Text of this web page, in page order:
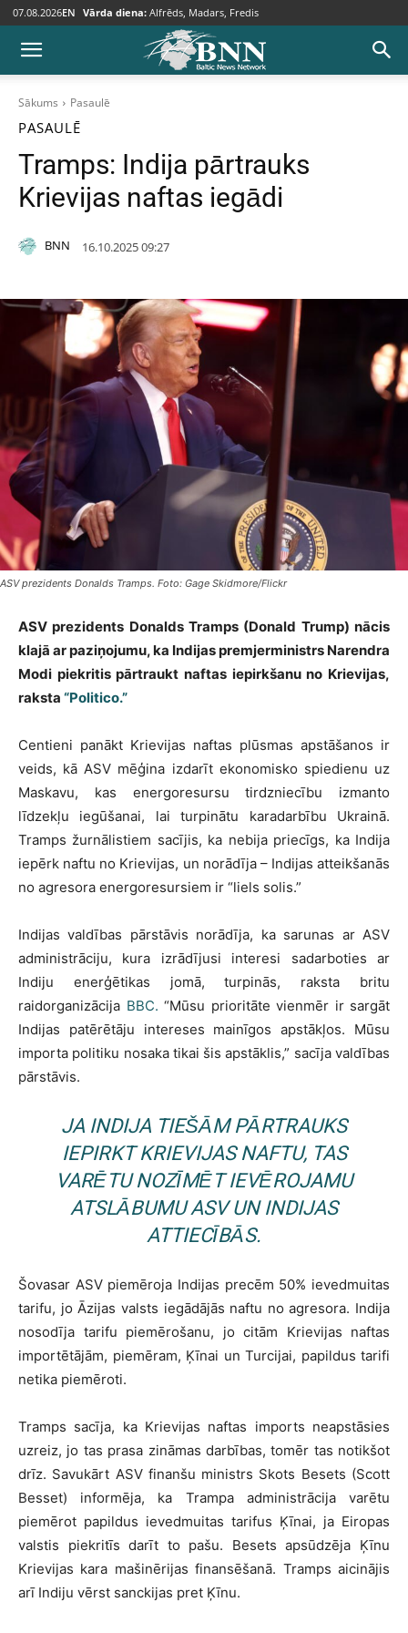
07.08.2026EN Vārda diena: Alfrēds, Madars, Fredis
Sākums Pasaulē
PASAULĒ
Tramps: Indija pārtrauks
Krievijas naftas iegādi
BNN 16.10.2025 09:27
ASV prezidents Donalds Tramps. Foto: Gage Skidmore/Flickr
ASV prezidents Donalds Tramps (Donald Trump) nācis
klajā ar paziņojumu, ka Indijas premjerministrs Narendra
Modi piekritis pārtraukt naftas iepirkšanu no Krievijas,
raksta “Politico.”
Centieni panākt Krievijas naftas plūsmas apstāšanos ir
veids, kā ASV mēģina izdarīt ekonomisko spiedienu uz
Maskavu, kas energoresursu tirdzniecību izmanto
līdzekļu iegūšanai, lai turpinātu karadarbību Ukrainā.
Tramps žurnālistiem sacījis, ka nebija priecīgs, ka Indija
iepērk naftu no Krievijas, un norādīja – Indijas atteikšanās
no agresora energoresursiem ir “liels solis.”
Indijas valdības pārstāvis norādīja, ka sarunas ar ASV
administrāciju, kura izrādījusi interesi sadarboties ar
Indiju enerģētikas jomā, turpinās, raksta britu
raidorganizācija BBC. “Mūsu prioritāte vienmēr ir sargāt
Indijas patērētāju intereses mainīgos apstākļos. Mūsu
importa politiku nosaka tikai šis apstāklis,” sacīja valdības
pārstāvis.
JA INDIJA TIEŠĀM PĀRTRAUKS
IEPIRKT KRIEVIJAS NAFTU, TAS
VARĒTU NOZĪMĒT IEVĒROJAMU
ATSLĀBUMU ASV UN INDIJAS
ATTIECĪBĀS.
Šovasar ASV piemēroja Indijas precēm 50% ievedmuitas
tarifu, jo Āzijas valsts iegādājās naftu no agresora. Indija
nosodīja tarifu piemērošanu, jo citām Krievijas naftas
importētājām, piemēram, Ķīnai un Turcijai, papildus tarifi
netika piemēroti.
Tramps sacīja, ka Krievijas naftas imports neapstāsies
uzreiz, jo tas prasa zināmas darbības, tomēr tas notikšot
drīz. Savukārt ASV finanšu ministrs Skots Besets (Scott
Besset) informēja, ka Trampa administrācija varētu
piemērot papildus ievedmuitas tarifus Ķīnai, ja Eiropas
valstis piekritīs darīt to pašu. Besets apsūdzēja Ķīnu
Krievijas kara mašinērijas finansēšanā. Tramps aicinājis
arī Indiju vērst sanckijas pret Ķīnu.